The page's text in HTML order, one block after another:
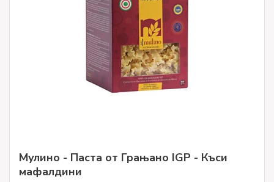
Мулино - Паста от Грањано IGP - Къси
мафалдини